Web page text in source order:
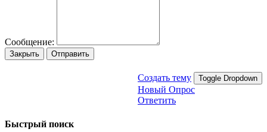
Сообщение:
Закрыть Отправить
Создать тему Toggle Dropdown
Новый Опрос
Ответить
Быстрый поиск